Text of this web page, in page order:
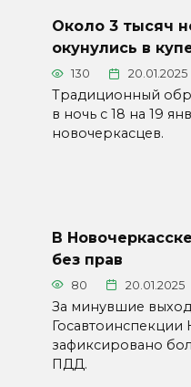
Около 3 тысяч
окунулись в
130 20.01.2025
Традиционный
в ночь с 18 на 19
новочеркасцев.
В
без прав
80 20.01.2025
За минувшие
Госавтоинспекции
зафиксировано
ПДД.